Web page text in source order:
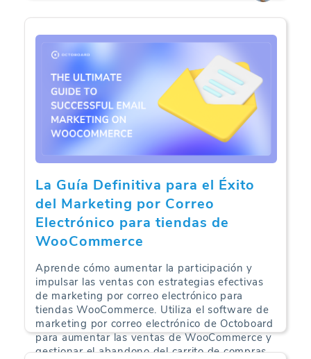
La Guía Definitiva para el Éxito
del Marketing por Correo
Electrónico para tiendas de
WooCommerce
Aprende cómo aumentar la participación y
impulsar las ventas con estrategias efectivas
de marketing por correo electrónico para
tiendas WooCommerce. Utiliza el software de
marketing por correo electrónico de Octoboard
para aumentar las ventas de WooCommerce y
gestionar el abandono del carrito de compras.